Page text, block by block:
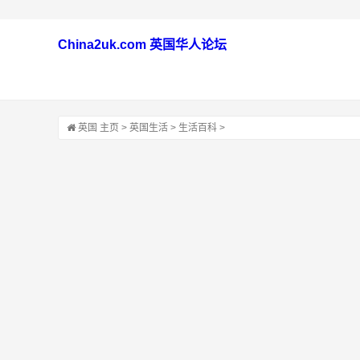
China2uk.com 英国华人论坛
英国 主页 > 英国生活 > 生活百科 >